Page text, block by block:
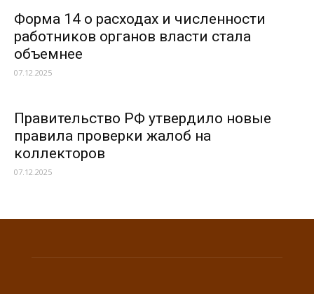
Форма 14 о расходах и численности
работников органов власти стала
объемнее
07.12.2025
Правительство РФ утвердило новые
правила проверки жалоб на
коллекторов
07.12.2025